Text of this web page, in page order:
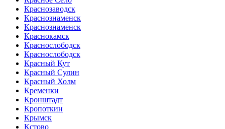
Краснозаводск
Краснознаменск
Краснознаменск
Краснокамск
Краснослободск
Краснослободск
Красный Кут
Красный Сулин
Красный Холм
Кременки
Кронштадт
Кропоткин
Крымск
Кстово